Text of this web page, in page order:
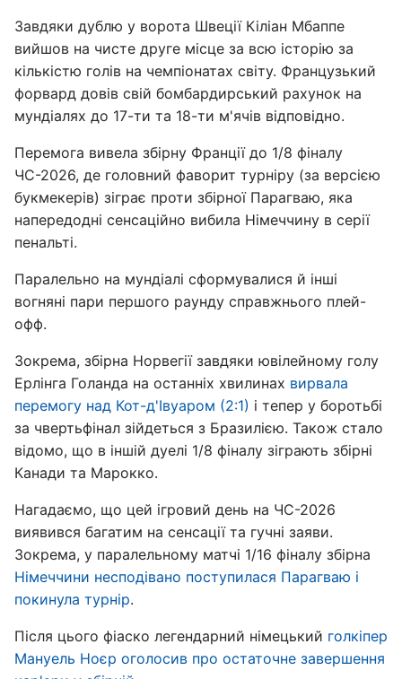
Завдяки дублю у ворота Швеції Кіліан Мбаппе
вийшов на чисте друге місце за всю історію за
кількістю голів на чемпіонатах світу. Французький
форвард довів свій бомбардирський рахунок на
мундіалях до 17-ти та 18-ти м'ячів відповідно.
Перемога вивела збірну Франції до 1/8 фіналу
ЧС-2026, де головний фаворит турніру (за версією
букмекерів) зіграє проти збірної Парагваю, яка
напередодні сенсаційно вибила Німеччину в серії
пенальті.
Паралельно на мундіалі сформувалися й інші
вогняні пари першого раунду справжнього плей-
офф.
Зокрема, збірна Норвегії завдяки ювілейному голу
Ерлінга Голанда на останніх хвилинах вирвала
перемогу над Кот-д'Івуаром (2:1) і тепер у боротьбі
за чвертьфінал зійдеться з Бразилією. Також стало
відомо, що в іншій дуелі 1/8 фіналу зіграють збірні
Канади та Марокко.
Нагадаємо, що цей ігровий день на ЧС-2026
виявився багатим на сенсації та гучні заяви.
Зокрема, у паралельному матчі 1/16 фіналу збірна
Німеччини несподівано поступилася Парагваю і
покинула турнір.
Після цього фіаско легендарний німецький голкіпер
Мануель Ноєр оголосив про остаточне завершення